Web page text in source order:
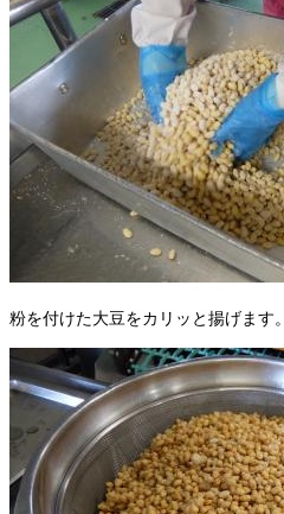
粉を付けた大豆をカリッと揚げます。